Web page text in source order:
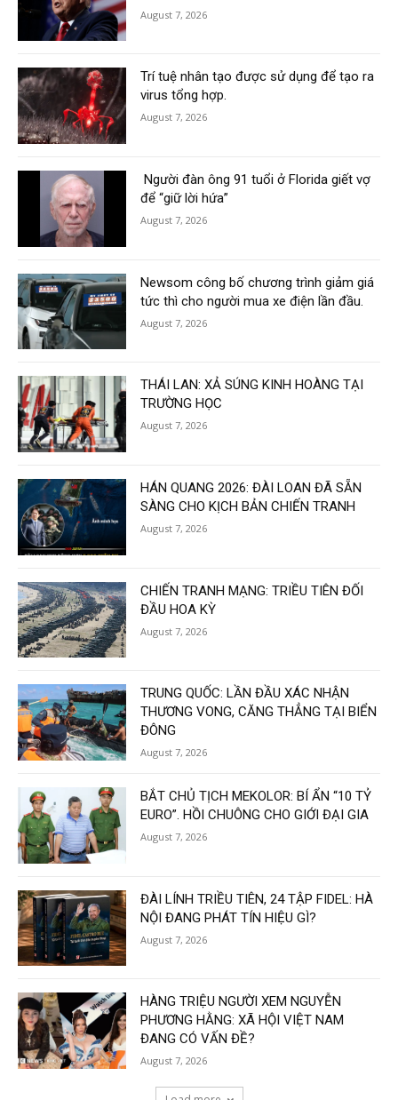
August 7, 2026
Trí tuệ nhân tạo được sử dụng để tạo ra
virus tổng hợp.
August 7, 2026
Người đàn ông 91 tuổi ở Florida giết vợ
để “giữ lời hứa”
August 7, 2026
Newsom công bố chương trình giảm giá
tức thì cho người mua xe điện lần đầu.
August 7, 2026
THÁI LAN: XẢ SÚNG KINH HOÀNG TẠI
TRƯỜNG HỌC
August 7, 2026
HÁN QUANG 2026: ĐÀI LOAN ĐÃ SẴN
SÀNG CHO KỊCH BẢN CHIẾN TRANH
August 7, 2026
CHIẾN TRANH MẠNG: TRIỀU TIÊN ĐỐI
ĐẦU HOA KỲ
August 7, 2026
TRUNG QUỐC: LẦN ĐẦU XÁC NHẬN
THƯƠNG VONG, CĂNG THẲNG TẠI BIỂN
ĐÔNG
August 7, 2026
BẮT CHỦ TỊCH MEKOLOR: BÍ ẨN “10 TỶ
EURO”. HỒI CHUÔNG CHO GIỚI ĐẠI GIA
August 7, 2026
ĐÀI LÍNH TRIỀU TIÊN, 24 TẬP FIDEL: HÀ
NỘI ĐANG PHÁT TÍN HIỆU GÌ?
August 7, 2026
HÀNG TRIỆU NGƯỜI XEM NGUYỄN
PHƯƠNG HẰNG: XÃ HỘI VIỆT NAM
ĐANG CÓ VẤN ĐỀ?
August 7, 2026